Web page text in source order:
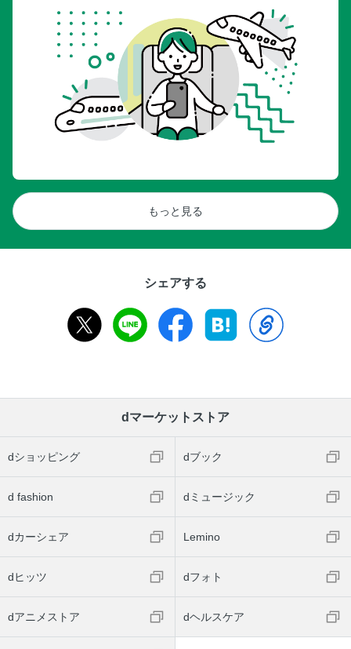
もっと見る
シェアする
dマーケットストア
dショッピング dブック
d fashion dミュージック
dカーシェア Lemino
dヒッツ dフォト
dアニメストア dヘルスケア